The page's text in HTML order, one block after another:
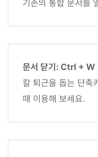
기존의 통합 문서를
문서 닫기: Ctrl + W
칼 퇴근을 돕는 단축
때 이용해 보세요.